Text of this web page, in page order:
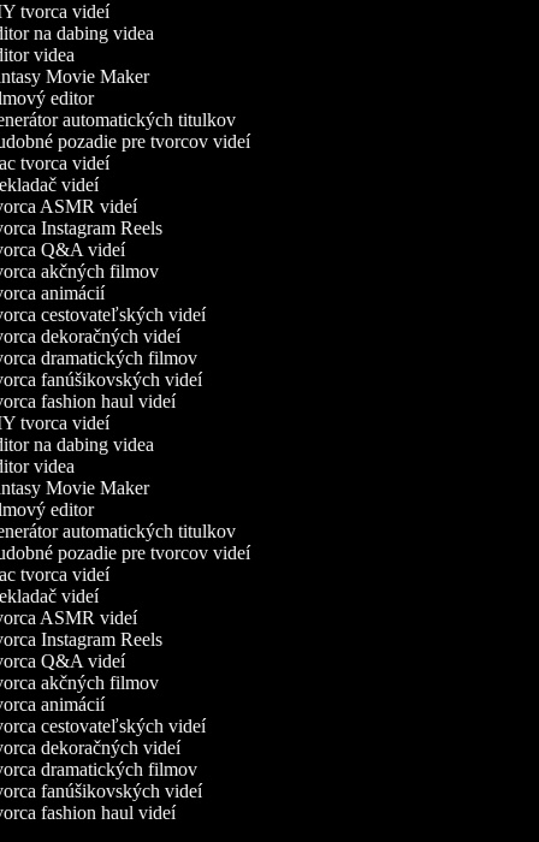
tvorca videí
na dabing videa
videa
Movie Maker
editor
automatických titulkov
pozadie pre tvorcov videí
tvorca videí
videí
ASMR videí
Instagram Reels
Q&A videí
akčných filmov
animácií
cestovateľských videí
dekoračných videí
dramatických filmov
fanúšikovských videí
fashion haul videí
tvorca videí
na dabing videa
videa
Movie Maker
editor
automatických titulkov
pozadie pre tvorcov videí
tvorca videí
videí
ASMR videí
Instagram Reels
Q&A videí
akčných filmov
animácií
cestovateľských videí
dekoračných videí
dramatických filmov
fanúšikovských videí
fashion haul videí